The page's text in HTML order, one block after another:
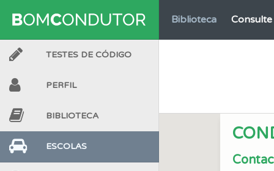
Biblioteca
As
TESTES DE CÓDIGO
PERFIL
BIBLIOTECA
ESCOLAS